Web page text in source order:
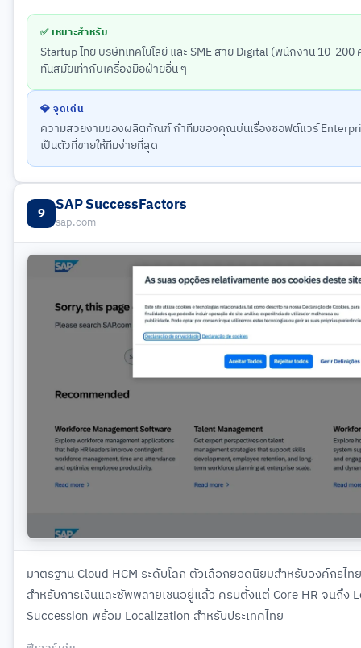
✅ เหมาะสำหรับ
Startup ไทย บริษัทเทคโนโลยี และ SME สาย Digital (พนักงาน 10-200
ทันสมัยเท่ากับเครื่องมือฝ่ายอื่น ๆ
💎 จุดเด่น
ความสวยงามของผลิตภัณฑ์ ถ้าทีมของคุณบ่นเรื่องซอฟต์แวร์
เป็นตัวที่ขายให้ทีมง่ายที่สุด
9 SAP SuccessFactors
sap.com
มาตรฐาน Cloud HCM ระดับโลก ตัวเลือกยอดนิยมสำหรับองค์กรไท
สำหรับการเงินและซัพพลายเชนอยู่แล้ว ครบตั้งแต่ Core HR จนถึง
Succession พร้อม Localization สำหรับประเทศไทย